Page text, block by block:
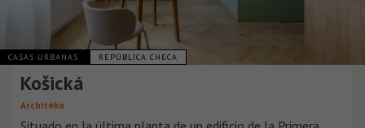
CASAS URBANAS REPÚBLICA CHECA
Košická
Architéka